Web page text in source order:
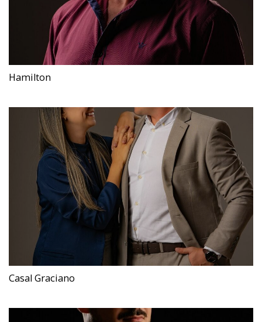
Hamilton
Casal Graciano